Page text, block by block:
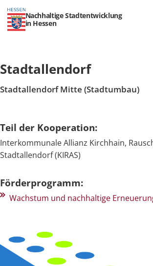
Nachhaltige Stadtentwicklung
in Hessen
Stadtallendorf
Stadtallendorf Mitte (Stadtumbau)
Teil der Kooperation:
Interkommunale Allianz Kirchhain,
Stadtallendorf (KIRAS)
Förderprogramm:
Wachstum und nachhaltige